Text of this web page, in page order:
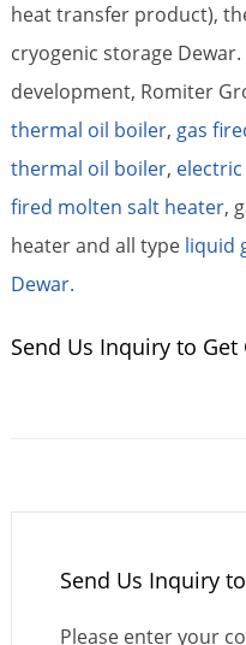
heat transfer product),
cryogenic storage
development, Romiter
thermal oil boiler, gas
thermal oil boiler,
fired molten salt heater,
heater and all type liquid
Dewar.
Send Us Inquiry to
Send Us Inquiry
Please enter your